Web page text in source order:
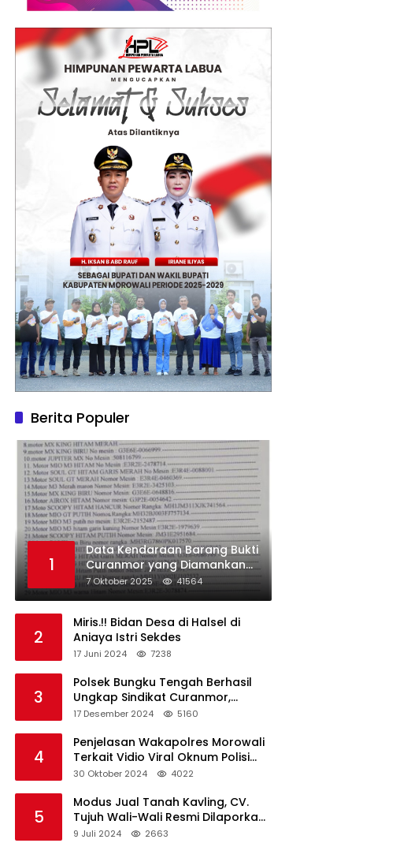
Berita Populer
1
Data Kendaraan Barang Bukti
Curanmor yang Diamankan
oleh Polres Morowali
7 Oktober 2025 41564
2
Miris.!! Bidan Desa di Halsel di
Aniaya Istri Sekdes
17 Juni 2024 7238
3
Polsek Bungku Tengah Berhasil
Ungkap Sindikat Curanmor,
Terduga Pelaku Akui Beraksi di 7
17 Desember 2024 5160
4
Penjelasan Wakapolres Morowali
Terkait Vidio Viral Oknum Polisi
Dikerumuni Warga Bahodopi
30 Oktober 2024 4022
5
Modus Jual Tanah Kavling, CV.
Tujuh Wali-Wali Resmi Dilaporkan
di Polres Kendari
9 Juli 2024 2663